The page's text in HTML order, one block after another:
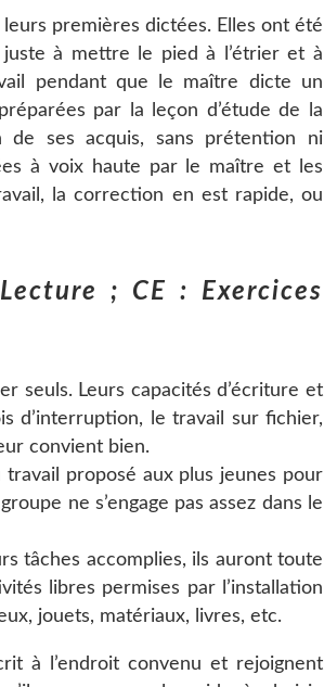
premières dictées. Elles ont été
à mettre le pied à l’étrier et à
pendant que le maître dicte un
par la leçon d’étude de la
ses acquis, sans prétention ni
à voix haute par le maître et les
la correction en est rapide, ou
; CE : Exercices
seuls. Leurs capacités d’écriture et
d’interruption, le travail sur fichier,
convient bien.
proposé aux plus jeunes pour
ne s’engage pas assez dans le
tâches accomplies, ils auront toute
libres permises par l’installation
jouets, matériaux, livres, etc.
à l’endroit convenu et rejoignent